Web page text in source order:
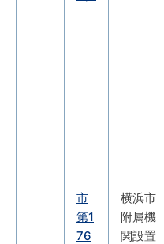
市
第1
76
横浜市
附属機
関設置